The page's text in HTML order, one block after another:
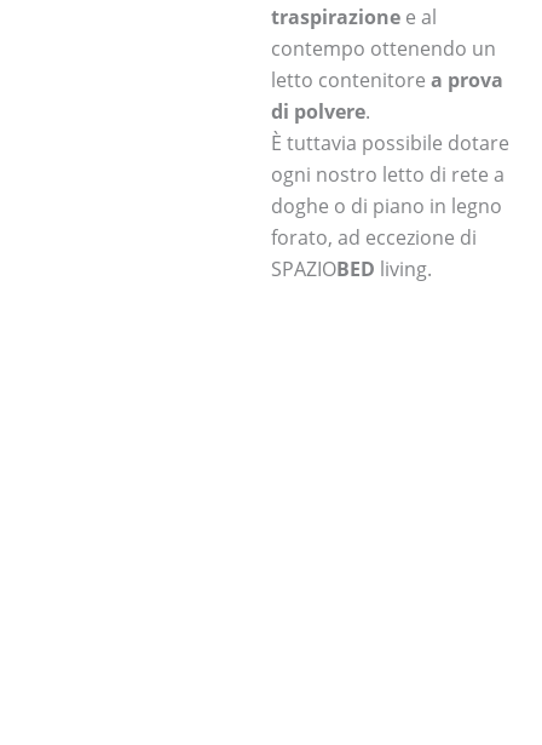
traspirazione e al
contempo ottenendo un
letto contenitore a prova
di polvere.
È tuttavia possibile dotare
ogni nostro letto di rete a
doghe o di piano in legno
forato, ad eccezione di
SPAZIOBED living.